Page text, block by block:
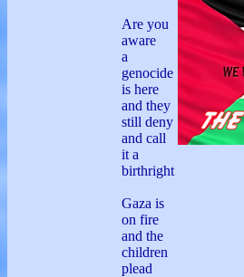
Are you
aware
a
genocide
is here
and they
still deny
and call
it a
birthright
Gaza is
on fire
and the
children
plead